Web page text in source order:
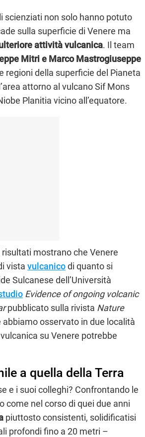
scienziati non solo hanno potuto
sulla superficie di Venere ma
attività vulcanica. Il team
Mitri e Marco Mastrogiuseppe
regioni della superficie del Pianeta
attorno al vulcano Sif Mons
Planitia vicino all’equatore.
mostrano che Venere
vista vulcanicodi quanto si
Sulcanese dell’Università
Evidence of ongoing volcanic
pubblicato sulla rivista Nature
osservato in due località
su Venere potrebbe
a quella della Terra
e i suoi colleghi? Confrontando le
come nel corso di quei due anni
piuttosto consistenti, solidificatisi
profondi fino a 20 metri –